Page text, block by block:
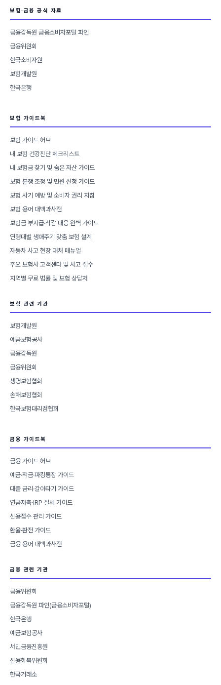
보험·금융 공식 자료
금융감독원 금융소비자포털 파인
금융위원회
한국소비자원
보험개발원
한국은행
보험 가이드북
보험 가이드 허브
내 보험 건강진단 체크리스트
내 보험금 찾기 및 숨은 자산 가이드
보험 분쟁 조정 및 민원 신청 가이드
보험 사기 예방 및 소비자 권리 지침
보험 용어 대백과사전
보험금 부지급·삭감 대응 완벽 가이드
연령대별 생애주기 맞춤 보험 설계
자동차 사고 현장 대처 매뉴얼
주요 보험사 고객센터 및 사고 접수
지역별 무료 법률 및 보험 상담처
보험 관련 기관
보험개발원
예금보험공사
금융감독원
금융위원회
생명보험협회
손해보험협회
한국보험대리점협회
금융 가이드북
금융 가이드 허브
예금·적금·파킹통장 가이드
대출 금리·갈아타기 가이드
연금저축·IRP 절세 가이드
신용점수 관리 가이드
환율·환전 가이드
금융 용어 대백과사전
금융 관련 기관
금융위원회
금융감독원 파인(금융소비자포털)
한국은행
예금보험공사
서민금융진흥원
신용회복위원회
한국거래소